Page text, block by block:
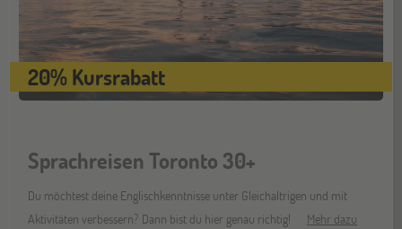
20% Kursrabatt
Sprachreisen Toronto 30+
Du möchtest deine Englischkenntnisse unter Gleichaltrigen und mit
Aktivitäten verbessern? Dann bist du hier genau richtig!
Mehr dazu